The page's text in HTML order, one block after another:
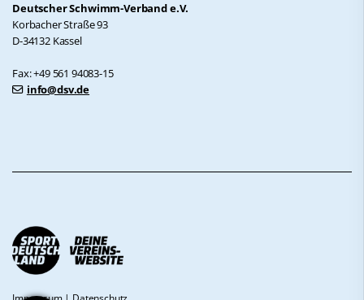
Deutscher Schwimm-Verband e.V.
Korbacher Straße 93
D-34132 Kassel
Fax: +49 561 94083-15
info@dsv.de